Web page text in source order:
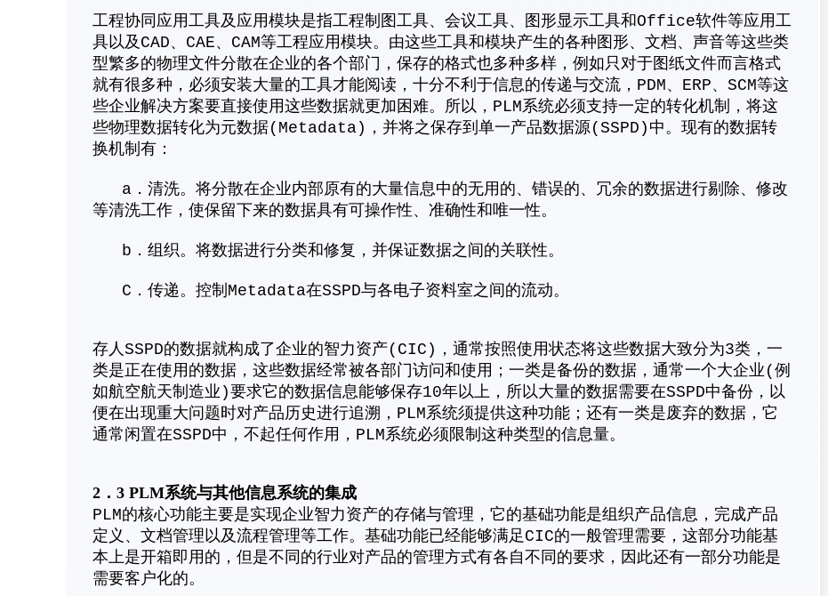
工程协同应用工具及应用模块是指工程制图工具、会议工具、图形显示工具和Office软件等应用工
具以及CAD、CAE、CAM等工程应用模块。由这些工具和模块产生的各种图形、文档、声音等这些类
型繁多的物理文件分散在企业的各个部门，保存的格式也多种多样，例如只对于图纸文件而言格式
就有很多种，必须安装大量的工具才能阅读，十分不利于信息的传递与交流，PDM、ERP、SCM等这
些企业解决方案要直接使用这些数据就更加困难。所以，PLM系统必须支持一定的转化机制，将这
些物理数据转化为元数据(Metadata)，并将之保存到单一产品数据源(SSPD)中。现有的数据转
换机制有：
a．清洗。将分散在企业内部原有的大量信息中的无用的、错误的、冗余的数据进行剔除、修改
等清洗工作，使保留下来的数据具有可操作性、准确性和唯一性。
b．组织。将数据进行分类和修复，并保证数据之间的关联性。
C．传递。控制Metadata在SSPD与各电子资料室之间的流动。
存人SSPD的数据就构成了企业的智力资产(CIC)，通常按照使用状态将这些数据大致分为3类，一
类是正在使用的数据，这些数据经常被各部门访问和使用；一类是备份的数据，通常一个大企业(例
如航空航天制造业)要求它的数据信息能够保存10年以上，所以大量的数据需要在SSPD中备份，以
便在出现重大问题时对产品历史进行追溯，PLM系统须提供这种功能；还有一类是废弃的数据，它
通常闲置在SSPD中，不起任何作用，PLM系统必须限制这种类型的信息量。
2．3 PLM系统与其他信息系统的集成
PLM的核心功能主要是实现企业智力资产的存储与管理，它的基础功能是组织产品信息，完成产品
定义、文档管理以及流程管理等工作。基础功能已经能够满足CIC的一般管理需要，这部分功能基
本上是开箱即用的，但是不同的行业对产品的管理方式有各自不同的要求，因此还有一部分功能是
需要客户化的。